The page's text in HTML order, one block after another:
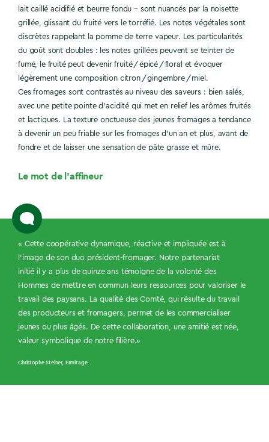
lait caillé acidifié et beurre fondu – sont nuancés par la noisette
grillée, glissant du fruité vers le torréfié. Les notes végétales sont
discrètes rappelant la pomme de terre vapeur. Les particularités
du goût sont doubles : les notes grillées peuvent se teinter de
fumé, le fruité peut devenir fruité / épicé / floral et évoquer
légèrement une composition citron / gingembre / miel.
Ces fromages sont contrastés au niveau des saveurs : bien salés,
avec une petite pointe d’acidité qui met en relief les arômes fruités
et lactiques. La texture onctueuse des jeunes fromages a tendance
à devenir un peu friable sur les fromages d’un an et plus, avant de
fondre et de laisser une sensation de pâte grasse et mûre.
Le mot de l’affineur
« Cette coopérative dynamique, réactive et impliquée est à
l’image de son duo président-fromager. Notre partenariat
initié il y a plus de quinze ans témoigne de la volonté des
Hommes de mettre en commun leurs ressources pour valoriser le
travail des paysans. La qualité des Comté, qui résulte du travail
des producteurs et fromagers, permet de les commercialiser
jeunes ou plus âgés. De cette collaboration, une amitié est née,
valeur symbolique de notre filière.»
Christophe Steiner, Ermitage